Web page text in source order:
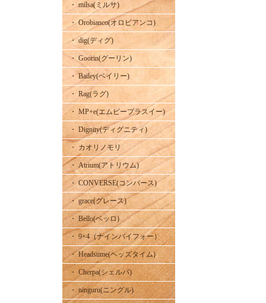
・ milsa(ミルサ)
・ Orobianco(オロビアンコ)
・ dig(ディグ)
・ Goorin(グーリン)
・ Bailey(ベイリー)
・ Rag(ラグ)
・ MP+e(エムピープラスイー)
・ Dignity(ディグニティ)
・ カオリノモリ
・ Atrium(アトリウム)
・ CONVERSE(コンバース)
・ grace(グレース)
・ Bello(ベッロ)
・ 9×4（ナインバイフォー）
・ Headstime(ヘッズタイム)
・ Cherpa(シェルパ)
・ ninguru(ニングル)